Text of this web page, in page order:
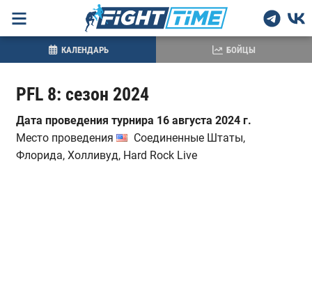
PFL 8: сезон 2024
Дата проведения турнира 16 августа 2024 г.
Место проведения
Соединенные Штаты,
Флорида, Холливуд, Hard Rock Live
КАЛЕНДАРЬ БОЙЦЫ